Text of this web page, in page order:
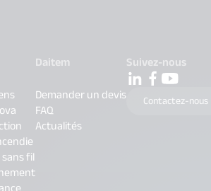
fil
Daitem
Demander un devis
FAQ
Actualités
Suivez-nous
Contactez-nous